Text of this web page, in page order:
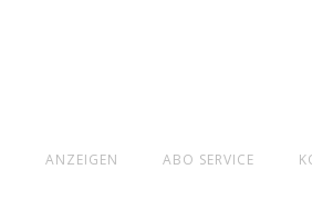
ANZEIGEN ABO SERVICE